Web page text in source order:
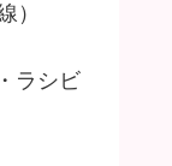
）
ラシビ